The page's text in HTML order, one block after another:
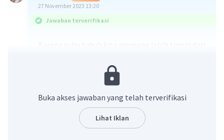
27 November 2023 13:20
Jawaban terverifikasi
Level 32
27 November 2023 14:30
Buka akses jawaban yang telah terverifikasi
Lihat Iklan